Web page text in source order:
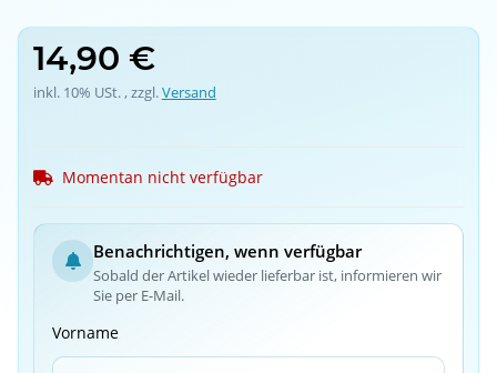
14,90 €
inkl. 10% USt. , zzgl.Versand
Momentan nicht verfügbar
Benachrichtigen, wenn verfügbar
Sobald der Artikel wieder lieferbar ist, informieren wir
Sie per E-Mail.
Vorname